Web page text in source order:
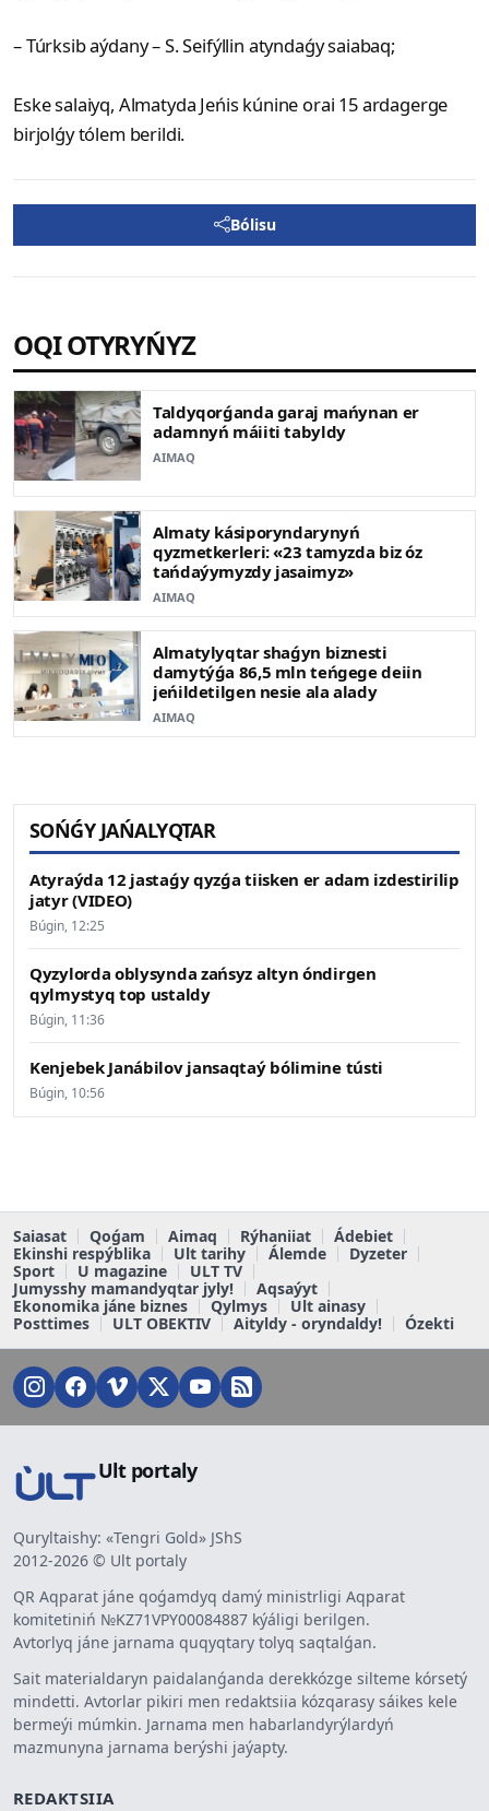
– Túrksib aýdany – S. Seifýllin atyndaǵy saiabaq;
Eske salaiyq, Almatyda Jeńis kúnine orai 15 ardagerge
birjolǵy tólem berildi.
Bólisu
OQI OTYRYŃYZ
Taldyqorǵanda garaj mańynan er
adamnyń máiiti tabyldy
AIMAQ
Almaty kásiporyndarynyń
qyzmetkerleri: «23 tamyzda biz óz
tańdaýymyzdy jasaimyz»
AIMAQ
Almatylyqtar shaǵyn biznesti
damytýǵa 86,5 mln teńgege deiin
jeńildetilgen nesie ala alady
AIMAQ
SOŃǴY JAŃALYQTAR
Atyraýda 12 jastaǵy qyzǵa tiisken er adam izdestirilip
jatyr (VIDEO)
Búgin, 12:25
Qyzylorda oblysynda zańsyz altyn óndirgen
qylmystyq top ustaldy
Búgin, 11:36
Kenjebek Janábilov jansaqtaý bólimine tústi
Búgin, 10:56
Saiasat Qoǵam Aimaq Rýhaniiat
Ádebiet
Ekinshi respýblika
Ult tarihy Álemde
Dyzeter
Sport
U magazine
ULT TV
Jumysshy mamandyqtar jyly!
Aqsaýyt
Ekonomika jáne biznes
Qylmys
Ult ainasy
Posttimes
ULT OBEKTIV Aityldy - oryndaldy! Ózekti
Ult portaly
Quryltaishy: «Tengri Gold» JShS
2012-2026 © Ult portaly
QR Aqparat jáne qoǵamdyq damý ministrligi Aqparat
komitetiniń №KZ71VPY00084887 kýáligi berilgen.
Avtorlyq jáne jarnama quqyqtary tolyq saqtalǵan.
Sait materialdaryn paidalanǵanda derekkózge silteme kórsetý
mindetti. Avtorlar pikiri men redaktsiia kózqarasy sáikes kele
bermeýi múmkin. Jarnama men habarlandyrýlardyń
mazmunyna jarnama berýshi jaýapty.
REDAKTSIIA